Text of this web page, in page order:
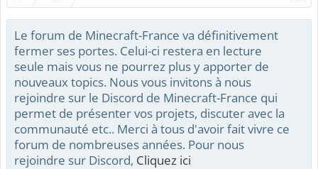
Le forum de Minecraft-France va définitivement
fermer ses portes. Celui-ci restera en lecture
seule mais vous ne pourrez plus y apporter de
nouveaux topics. Nous vous invitons à nous
rejoindre sur le Discord de Minecraft-France qui
permet de présenter vos projets, discuter avec la
communauté etc.. Merci à tous d'avoir fait vivre ce
forum de nombreuses années. Pour nous
rejoindre sur Discord, Cliquez ici